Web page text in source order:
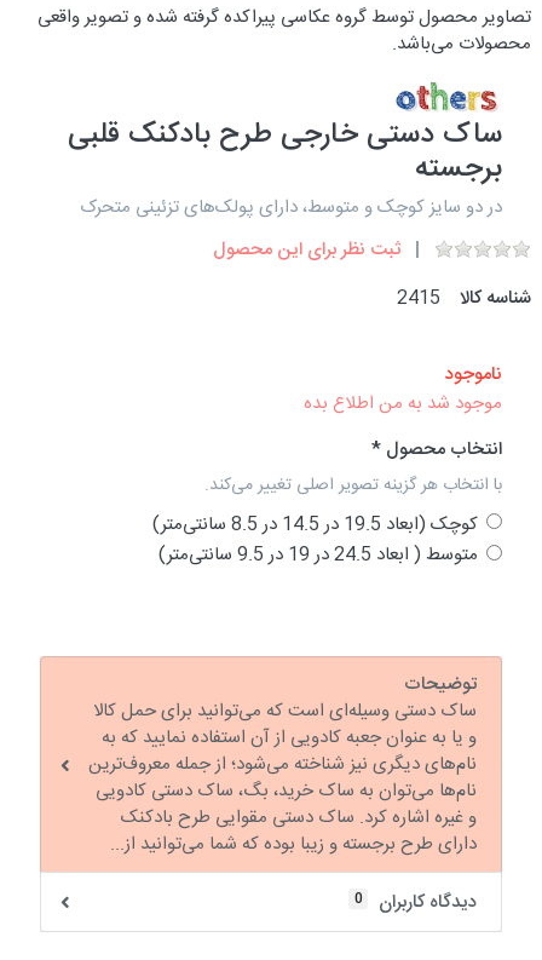
تصاویر محصول توسط گروه عکاسی پیراکده گرفته شده و تصویر واقعی
محصولات می‌باشد.
ساک دستی خارجی طرح بادکنک قلبی
برجسته
در دو سایز کوچک و متوسط، دارای پولک‌های تزئینی متحرک
ثبت نظر برای این محصول
شناسه کالا
2415
ناموجود
موجود شد به من اطلاع بده
انتخاب محصول
با انتخاب هر گزینه تصویر اصلی تغییر می‌کند.
کوچک (ابعاد 19.5 در 14.5 در 8.5 سانتی‌متر)
متوسط ( ابعاد 24.5 در 19 در 9.5 سانتی‌متر)
توضیحات
ساک دستی وسیله‌ای است که می‌توانید برای حمل کالا
و یا به عنوان جعبه کادویی از آن استفاده نمایید که به
نام‌های دیگری نیز شناخته می‌شود؛ از جمله معروف‌ترین
نام‌ها می‌توان به ساک خرید، بگ، ساک دستی کادویی
و غیره اشاره کرد. ساک دستی مقوایی طرح بادکنک
دارای طرح برجسته و زیبا بوده که شما می‌توانید از...
دیدگاه کاربران
0